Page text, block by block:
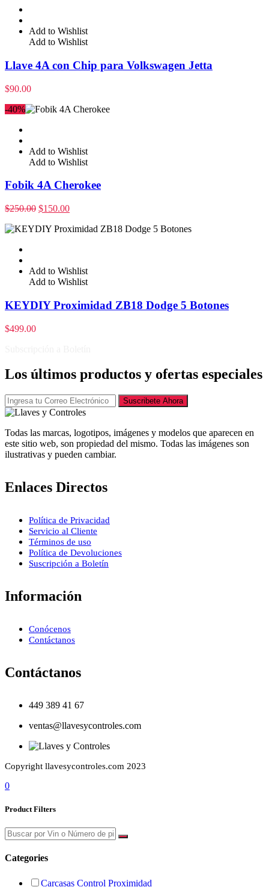
Add to Wishlist
Add to Wishlist
Llave 4A con Chip para Volkswagen Jetta
$90.00
-40%
Add to Wishlist
Add to Wishlist
Fobik 4A Cherokee
$250.00 $150.00
Add to Wishlist
Add to Wishlist
KEYDIY Proximidad ZB18 Dodge 5 Botones
$499.00
Los últimos productos y ofertas especiales
Suscribete Ahora
Todas las marcas, logotipos, imágenes y modelos que aparecen en
este sitio web, son propiedad del mismo. Todas las imágenes son
ilustrativas y pueden cambiar.
Enlaces Directos
Política de Privacidad
Servicio al Cliente
Términos de uso
Política de Devoluciones
Suscripción a Boletín
Información
Conócenos
Contáctanos
Contáctanos
449 389 41 67
ventas@llavesycontroles.com
Copyright llavesycontroles.com 2023
0
Product Filters
Categories
Carcasas Control Proximidad